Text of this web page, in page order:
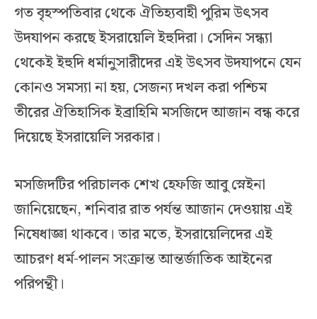
গত বৃহস্পতিবার থেকে ঐতিহ্যবাহী পুরিম উৎসব
উদযাপন করছে ইসরায়েলি ইহুদিরা। সেদিন সন্ধ্যা
থেকেই ইহুদি ধর্মানুসারীদের এই উৎসব উদযাপনে যেন
কোনও সমস্যা না হয়, সেজন্য দখল করা পশ্চিম
তীরের ঐতিহাসিক ইব্রাহিমি মসজিদে আজান বন্ধ করে
দিয়েছে ইসরায়েলি সরকার।
মসজিদটির পরিচালক শেখ হেফজি আবু স্নেইনা
জানিয়েছেন, শনিবার রাত পর্যন্ত আজান দেওয়ায় এই
নিষেধাজ্ঞা থাকবে। তার মতে, ইসরায়েলিদের এই
আচরণ ধর্ম-পালন সংক্রান্ত আন্তর্জাতিক আইনের
পরিপন্থী।